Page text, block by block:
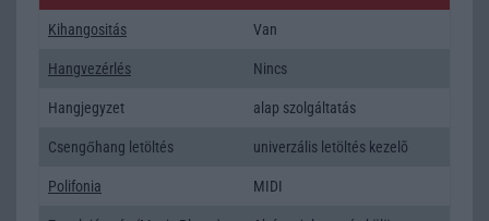
Kihangositás Van
Hangvezérlés Nincs
Hangjegyzet alap szolgáltatás
Csengőhang letöltés univerzális letöltés kezelõ
Polifonia MIDI